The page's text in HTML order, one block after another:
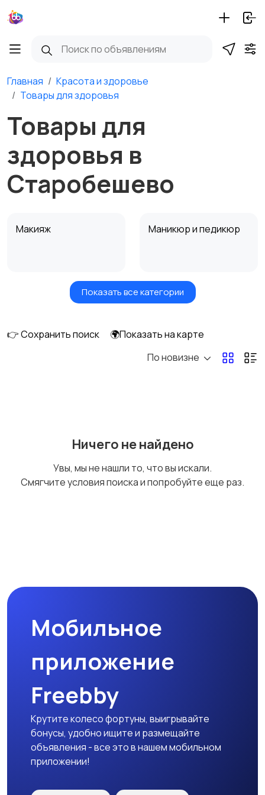
Главная
Красота и здоровье
Товары для здоровья
Товары для
здоровья в
Старобешево
Макияж Маникюр и педикюр
Товары для здоровья Парфюмерия
Уход за кожей
Показать все категории
👉 Сохранить поиск
🌍Показать на карте
По новизне
Ничего не найдено
Увы, мы не нашли то, что вы искали.
Смягчите условия поиска и попробуйте еще раз.
Мобильное
приложение
Freebby
Крутите колесо фортуны, выигрывайте
бонусы, удобно ищите и размещайте
объявления - все это в нашем мобильном
приложении!